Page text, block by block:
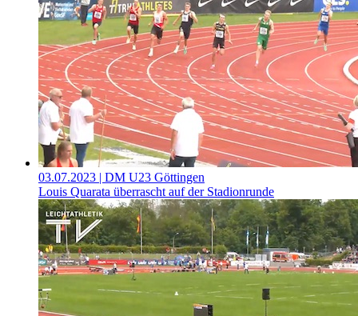
03.07.2023 | DM U23 Göttingen
Louis Quarata überrascht auf der Stadionrunde